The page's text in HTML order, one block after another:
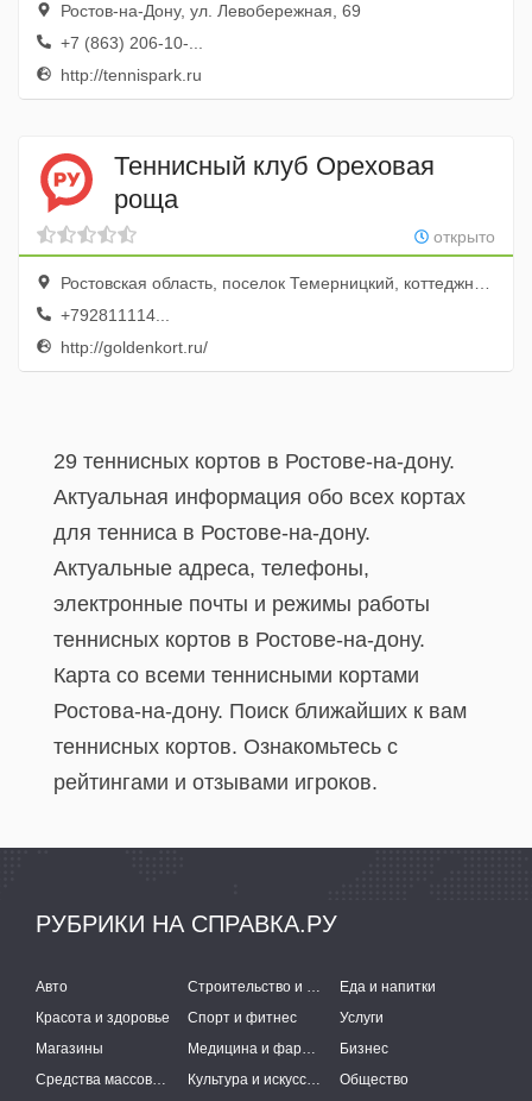
Ростов-на-Дону, ул. Левобережная, 69
+7 (863) 206-10-...
http://tennispark.ru
Теннисный клуб Ореховая
роща
открыто
Ростовская область, поселок Темерницкий, коттеджный поселок Ореховая Роща, улица Московская, 38
+792811114...
http://goldenkort.ru/
29 теннисных кортов в Ростове-на-дону.
Актуальная информация обо всех кортах
для тенниса в Ростове-на-дону.
Актуальные адреса, телефоны,
электронные почты и режимы работы
теннисных кортов в Ростове-на-дону.
Карта со всеми теннисными кортами
Ростова-на-дону. Поиск ближайших к вам
теннисных кортов. Ознакомьтесь с
рейтингами и отзывами игроков.
РУБРИКИ НА СПРАВКА.РУ
Авто Строительство и ремонт
Еда и напитки
Красота и здоровье
Спорт и фитнес
Услуги
Магазины
Медицина и фармацевтика
Бизнес
Средства массовой информации
Культура и искусство Общество